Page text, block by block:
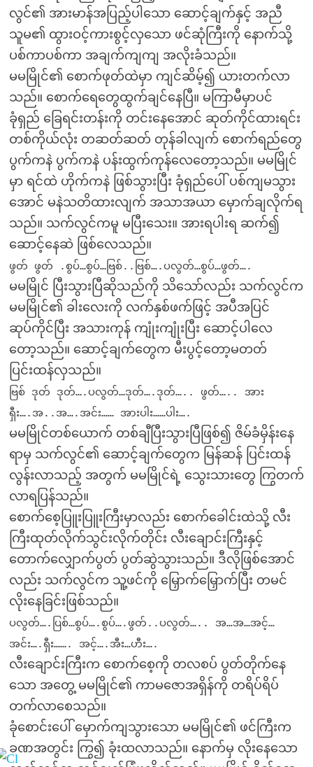
လွင်၏ အားမာန်အပြည့်ပါသော ဆောင့်ချက်နှင့် အညီ
သူမ၏ ထွားဝင့်ကားစွင့်လှသော ဖင်ဆုံကြီးကို နောက်သို့
ပစ်ကာပစ်ကာ အချက်ကျကျ အလိုးခံသည်။
မမမြိုင်၏ စောက်ဖုတ်ထဲမှာ ကျင်ဆိမ့်၍ ယားတက်လာ
သည်။ စောက်ရေတွေထွက်ချင်နေပြီ။ မကြာမီမှာပင်
ခုံရှည် ခြေရင်းတန်းကို တင်းနေအောင် ဆုတ်ကိုင်ထားရင်း
တစ်ကိုယ်လုံး တဆတ်ဆတ် တုန်ခါလျက် စောက်ရည်တွေ
ပွက်ကနဲ ပွက်ကနဲ ပန်းထွက်ကုန်လေတော့သည်။ မမမြိုင်
မှာ ရင်ထဲ ဟိုက်ကနဲ ဖြစ်သွားပြီး ခုံရှည်ပေါ် ပစ်ကျမသွား
အောင် မနဲသတိထားလျက် အသာအယာ မှောက်ချလိုက်ရ
သည်။ သက်လွင်ကမူ မပြီးသေး။ အားရပါးရ ဆက်၍
ဆောင့်နေဆဲ ဖြစ်လေသည်။
ဖွတ် ဖွတ် .စွပ်…စွပ်…ဗြစ်..ဗြစ်….ပလွတ်…စွပ်…ဖွတ်….
မမမြိုင် ပြီးသွားပြီဆိုသည်ကို သိသော်လည်း သက်လွင်က
မမမြိုင်၏ ခါးလေးကို လက်နှစ်ဖက်ဖြင့် အပီအပြင်
ဆုပ်ကိုင်ပြီး အသားကုန် ကျုံးကျုံးပြီး ဆောင့်ပါလေ
တော့သည်။ ဆောင့်ချက်တွေက မီးပွင့်တော့မတတ်
ပြင်းထန်လှသည်။
ဗြစ် ဒုတ် ဒုတ်….ပလွတ်…ဒုတ်….ဒုတ်….. ဖွတ်….. အား
ရှီး….အ..အ….အင်း…… အားပါး……ပါး….
မမမြိုင်တစ်ယောက် တစ်ချီပြီးသွားပြီဖြစ်၍ ဇိမ်ခံမှိန်းနေ
ရာမှ သက်လွင်၏ ဆောင့်ချက်တွေက မြန်ဆန် ပြင်းထန်
လွန်းလာသည့် အတွက် မမမြိုင်ရဲ့ သွေးသားတွေ ကြွတက်
လာရပြန်သည်။
စောက်စေ့ပြူးပြူးကြီးမှာလည်း စောက်ခေါင်းထဲသို့ လီး
ကြီးထုတ်လိုက်သွင်းလိုက်တိုင်း လီးချောင်းကြီးနှင့်
တောက်လျှောက်ပွတ် ပွတ်ဆွဲသွားသည်။ ဒီလိုဖြစ်အောင်
လည်း သက်လွင်က သူ့ဖင်ကို မြှောက်မြှောက်ပြီး တမင်
လိုးနေခြင်းဖြစ်သည်။
ပလွတ်….ပြစ်…စွပ်….စွပ်….ဖွတ်..ပလွတ်….. အ…အ…အင့်…
အင်း….ရှီး……. အင့်….အီး…ဟီး….
လီးချောင်းကြီးက စောက်စေ့ကို တလစပ် ပွတ်တိုက်နေ
သော အတွေ့ မမမြိုင်၏ ကာမဇောအရှိန်ကို တရိပ်ရိပ်
တက်လာစေသည်။
ခုံစောင်းပေါ် မှောက်ကျသွားသော မမမြိုင်၏ ဖင်ကြီးက
ခဏအတွင်း ကြွ၍ ခုံးထလာသည်။ နောက်မှ လိုးနေသော